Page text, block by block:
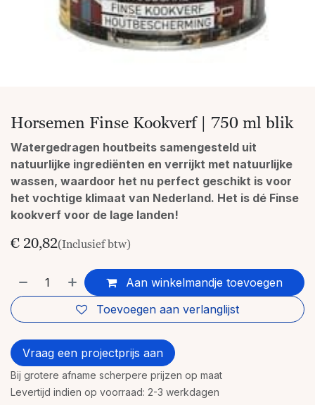
Horsemen Finse Kookverf | 750 ml blik
Watergedragen houtbeits samengesteld uit
natuurlijke ingrediënten en verrijkt met natuurlijke
wassen, waardoor het nu perfect geschikt is voor
het vochtige klimaat van Nederland. Het is dé Finse
kookverf voor de lage landen!
€ 20,82(Inclusief btw)
Aan winkelmandje toevoegen
Toevoegen aan verlanglijst
Vraag een projectprijs aan
Bij grotere afname scherpere prijzen op maat
Levertijd indien op voorraad: 2-3 werkdagen